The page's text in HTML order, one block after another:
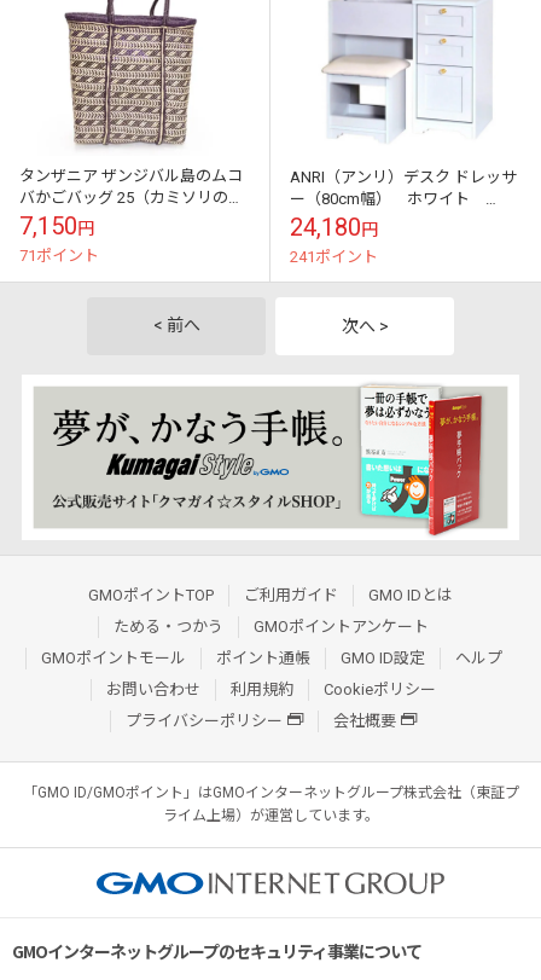
タンザニア ザンジバル島のムコ
バかごバッグ 25（カミソリの
刃）（ネイビー×ナチュラル）ア
フリカ伝統工芸品〔一点もの〕
プラスチック...
7,150円
71ポイント
ANRI（アンリ）デスク ドレッサ
ー（80cm幅） ホワイト
AN70-80D-WH
24,180円
241ポイント
< 前へ 次へ >
GMOポイントTOP ご利用ガイド
GMO IDとは
ためる・つかう
GMOポイントアンケート
GMOポイントモール
ポイント通帳 GMO ID設定
ヘルプ
お問い合わせ
利用規約
Cookieポリシー
プライバシーポリシー
会社概要
「GMO ID/GMOポイント」はGMOインターネットグループ株式会社（東証プ
ライム上場）が運営しています。
GMOインターネットグループのセキュリティ事業について